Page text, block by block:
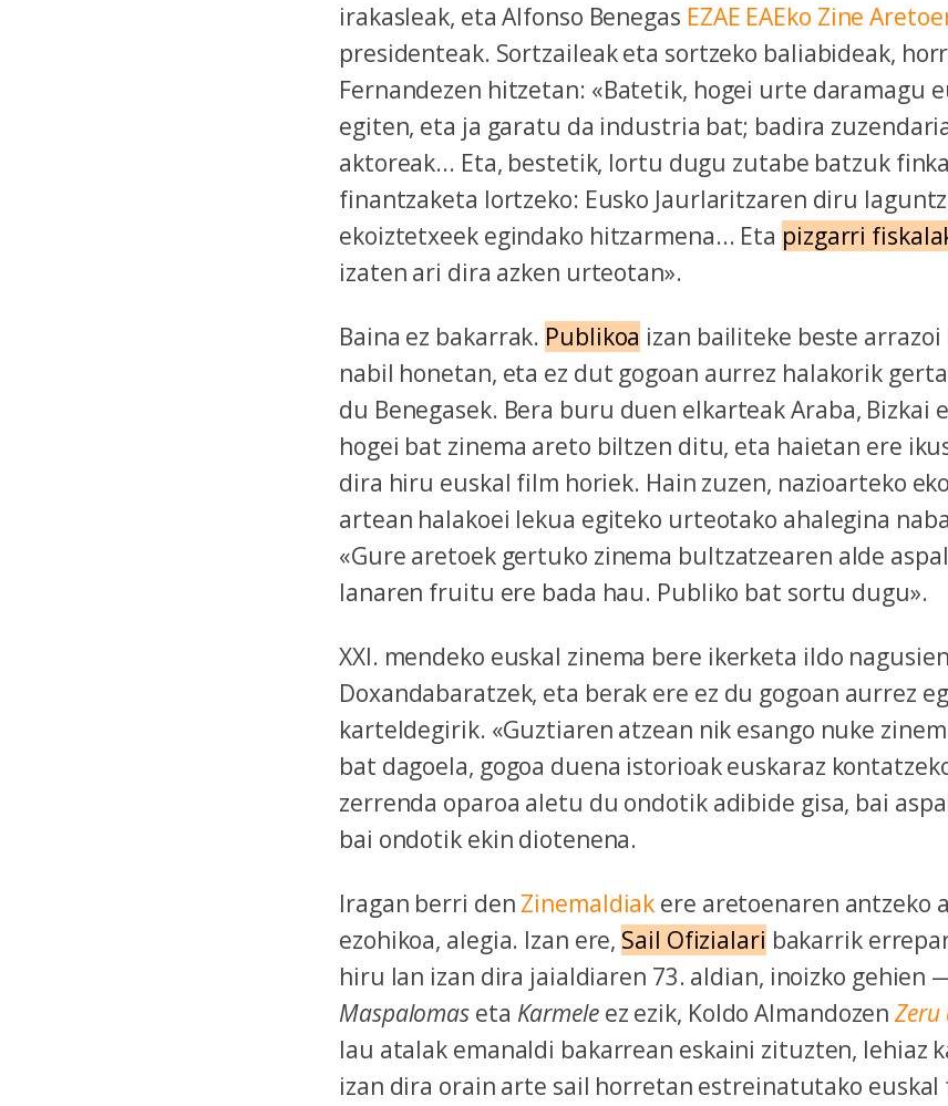
irakasleak, eta Alfonso Benegas EZAE EAEko Zine
presidenteak. Sortzaileak eta sortzeko baliabideak,
Fernandezen hitzetan: «Batetik, hogei urte daramagu
egiten, eta ja garatu da industria bat; badira
aktoreak... Eta, bestetik, lortu dugu zutabe batzuk
finantzaketa lortzeko: Eusko Jaurlaritzaren diru
ekoiztetxeek egindako hitzarmena... Eta pizgarri
izaten ari dira azken urteotan».
Baina ez bakarrak. Publikoa izan bailiteke beste
nabil honetan, eta ez dut gogoan aurrez halakorik
du Benegasek. Bera buru duen elkarteak Araba, Bizkai
hogei bat zinema areto biltzen ditu, eta haietan ere
dira hiru euskal film horiek. Hain zuzen, nazioarteko
artean halakoei lekua egiteko urteotako ahalegina
«Gure aretoek gertuko zinema bultzatzearen alde
lanaren fruitu ere bada hau. Publiko bat sortu dugu».
XXI. mendeko euskal zinema bere ikerketa ildo
Doxandabaratzek, eta berak ere ez du gogoan aurrez
karteldegirik. «Guztiaren atzean nik esango nuke
bat dagoela, gogoa duena istorioak euskaraz
zerrenda oparoa aletu du ondotik adibide gisa, bai
bai ondotik ekin diotenena.
Iragan berri den Zinemaldiak ere aretoenaren antzeko
ezohikoa, alegia. Izan ere, Sail Ofizialari bakarrik
hiru lan izan dira jaialdiaren 73. aldian, inoizko gehien
Maspalomas eta Karmeleez ezik, Koldo Almandozen Zeru
lau atalak emanaldi bakarrean eskaini zituzten, lehiaz
izan dira orain arte sail horretan estreinatutako euskal